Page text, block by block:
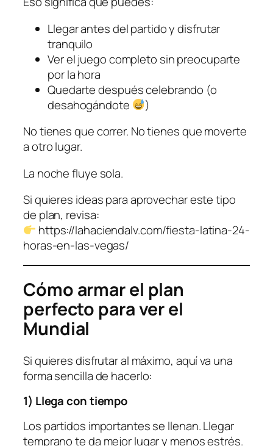
Llegar antes del partido y disfrutar
tranquilo
Ver el juego completo sin preocuparte
por la hora
Quedarte después celebrando (o
desahogándote
)
No tienes que correr. No tienes que moverte
a otro lugar.
La noche fluye sola.
Si quieres ideas para aprovechar este tipo
de plan, revisa:
https://lahaciendalv.com/fiesta-latina-24-
horas-en-las-vegas/
Cómo armar el plan
perfecto para ver el
Mundial
Si quieres disfrutar al máximo, aquí va una
forma sencilla de hacerlo:
1) Llega con tiempo
Los partidos importantes se llenan. Llegar
temprano te da mejor lugar y menos estrés.